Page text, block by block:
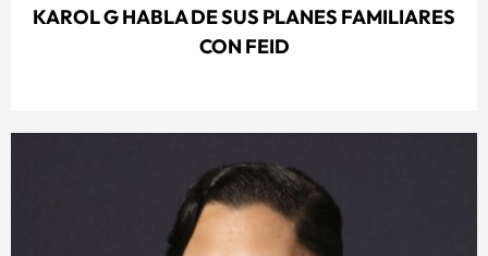
KAROL G HABLA DE SUS PLANES FAMILIARES
CON FEID